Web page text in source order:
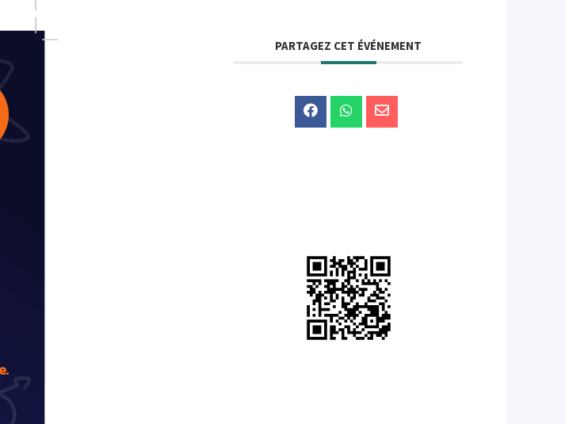
PARTAGEZ CET ÉVÉNEMENT